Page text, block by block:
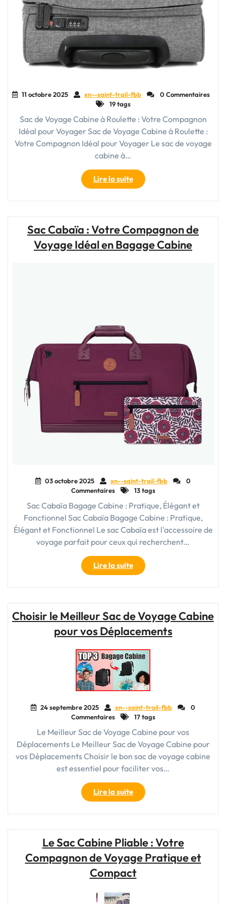
11 octobre 2025 xn--saint-trail-fbb
0 Commentaires
19 tags
Sac de Voyage Cabine à Roulette : Votre Compagnon
Idéal pour Voyager Sac de Voyage Cabine à Roulette :
Votre Compagnon Idéal pour Voyager Le sac de voyage
cabine à…
Lire la suite"Le
Sac
de
à
Roulette
Sac Cabaïa : Votre Compagnon de
Voyage Idéal en Bagage Cabine
03 octobre 2025 xn--saint-trail-fbb
0
Commentaires
13 tags
Sac Cabaïa Bagage Cabine : Pratique, Élégant et
Fonctionnel Sac Cabaïa Bagage Cabine : Pratique,
Élégant et Fonctionnel Le sac Cabaïa est l'accessoire de
voyage parfait pour ceux qui recherchent…
Lire la suite"Sac
Cabaïa
:
de
Voyage
en
Bagage
Cabine"
Choisir le Meilleur Sac de Voyage Cabine
pour vos Déplacements
24 septembre 2025 xn--saint-trail-fbb
0
Commentaires
17 tags
Le Meilleur Sac de Voyage Cabine pour vos
Déplacements Le Meilleur Sac de Voyage Cabine pour
vos Déplacements Choisir le bon sac de voyage cabine
est essentiel pour faciliter vos…
Lire la suite"Choisir
le
Meilleur
Voyage
Cabine
pour
vos
Le Sac Cabine Pliable : Votre
Compagnon de Voyage Pratique et
Compact